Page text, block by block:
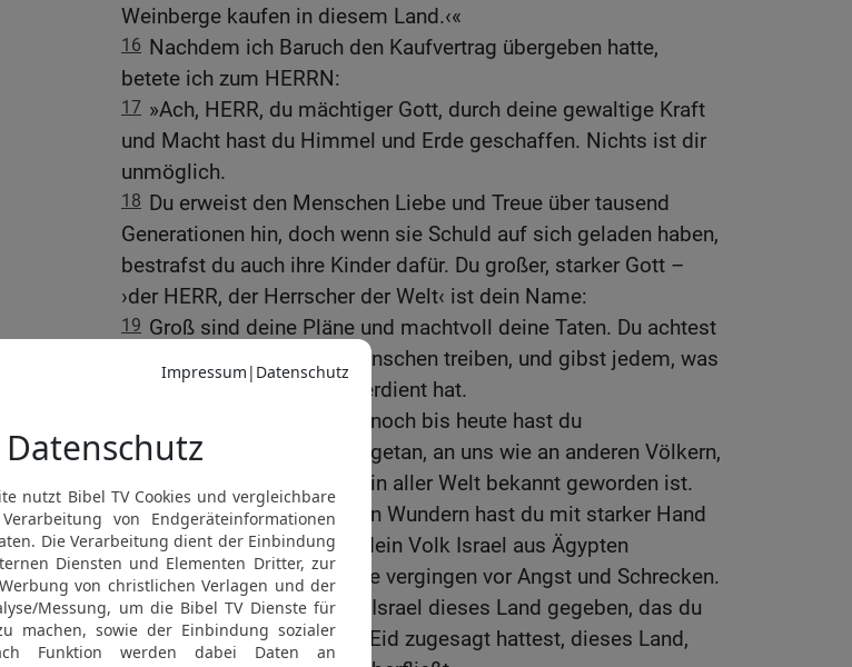
Weinberge kaufen in diesem Land.‹«
16 Nachdem ich Baruch den Kaufvertrag übergeben hatte,
betete ich zum HERRN:
17 »Ach, HERR, du mächtiger Gott, durch deine gewaltige Kraft
und Macht hast du Himmel und Erde geschaffen. Nichts ist dir
unmöglich.
18 Du erweist den Menschen Liebe und Treue über tausend
Generationen hin, doch wenn sie Schuld auf sich geladen haben,
bestrafst du auch ihre Kinder dafür. Du großer, starker Gott –
›der HERR, der Herrscher der Welt‹ ist dein Name:
19 Groß sind deine Pläne und machtvoll deine Taten. Du achtest
genau auf das, was die Menschen treiben, und gibst jedem, was
er aufgrund seiner Taten verdient hat.
Damals in Ägypten und noch bis heute hast du
staunenerregende Wunder getan, an uns wie an anderen Völkern,
sodass dein großer Name in aller Welt bekannt geworden ist.
21
Unter staunenerregenden Wundern hast du mit starker Hand
und ausgestrecktem Arm dein Volk Israel aus Ägypten
herausgeführt; deine Feinde vergingen vor Angst und Schrecken.
22 Du hast den Leuten von Israel dieses Land gegeben, das du
ihren Vorfahren mit einem Eid zugesagt hattest, dieses Land,